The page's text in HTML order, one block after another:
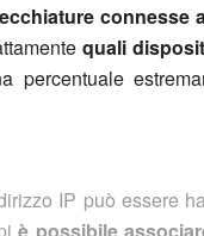
connesse
quali
percentuale
IP può essere